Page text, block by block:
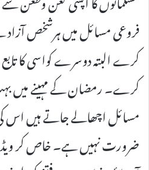
فروعی مسائل میں ہرشخص
کرے البتہ دوسرے کواسی کا
کرے۔ رمضان کے مہینے میں
مسائل اچھالے جاتے ہیں اس
ضرورت نہیں ہے۔ خاص کر